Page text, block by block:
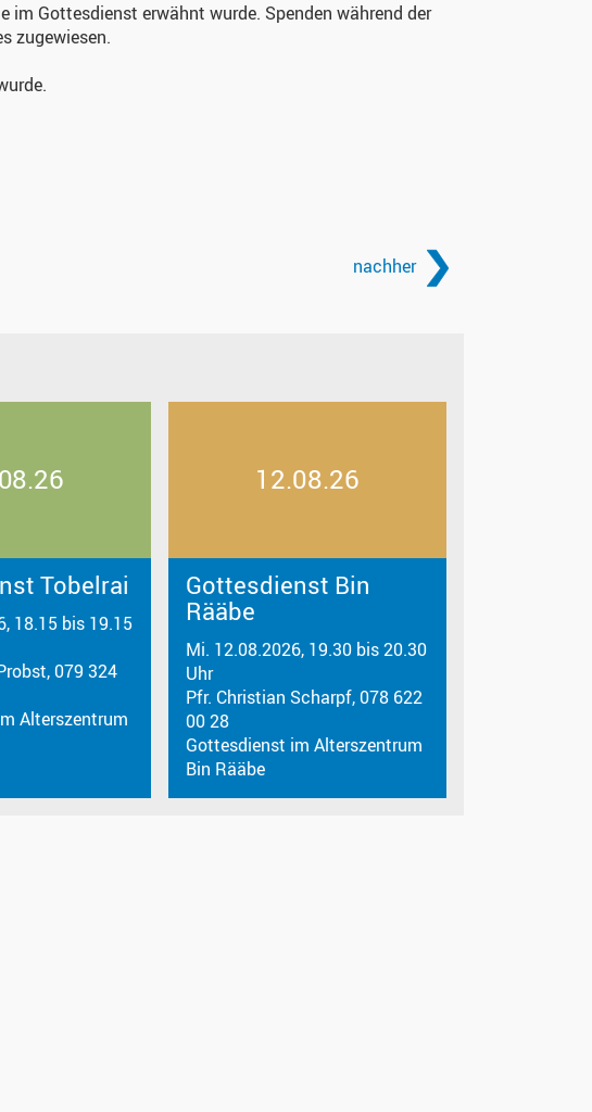
im Gottesdienst erwähnt wurde. Spenden während der
zugewiesen.
nachher
Tobelrai
18.15 bis 19.15
079 324
Alterszentrum
12.08.26
Gottesdienst Bin
Rääbe
Mi. 12.08.2026, 19.30 bis 20.30
Uhr
Pfr. Christian Scharpf, 078 622
00 28
Gottesdienst im Alterszentrum
Bin Rääbe